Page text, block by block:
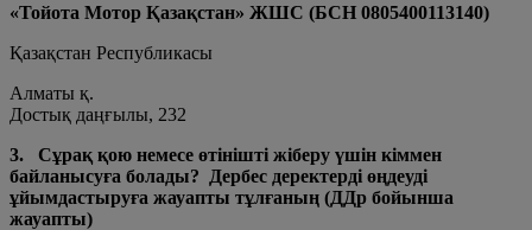
«Тойота Мотор Қазақстан» ЖШС (БСН 0805400113140)
Қазақстан Республикасы
Алматы қ.
Достық даңғылы, 232
3. Сұрақ қою немесе өтінішті жіберу үшін кіммен
байланысуға болады? Дербес деректерді өңдеуді
ұйымдастыруға жауапты тұлғаның (ДДр бойынша
жауапты)